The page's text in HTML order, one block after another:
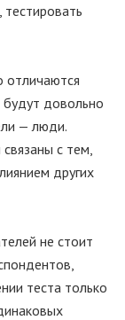
отличаются
будут довольно
— люди.
с тем,
других
не стоит
теста только